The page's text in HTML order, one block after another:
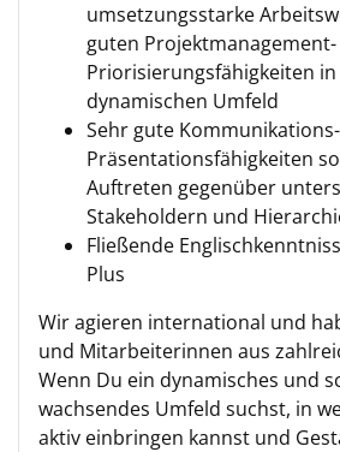
umsetzungsstarke
guten
Priorisierungsfähigkeiten
dynamischen Umfeld
Sehr gute
Präsentationsfähigkeiten
Auftreten gegenüber
Stakeholdern und
Fließende
Plus
Wir agieren international und
und Mitarbeiterinnen aus
Wenn Du ein dynamisches und
wachsendes Umfeld suchst, in
aktiv einbringen kannst und